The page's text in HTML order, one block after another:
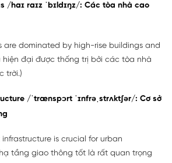
/haɪ raɪz ˈbɪldɪŋz/: Các tòa nhà cao
are dominated by high-rise buildings and
hiện đại được thống trị bởi các tòa nhà
trời.)
/ˈtrænspɔrt ˈɪnfrəˌstrʌktʃər/: Cơ sở
is crucial for urban
tầng giao thông tốt là rất quan trọng